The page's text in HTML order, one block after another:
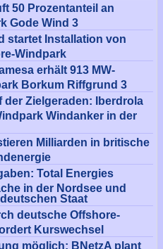
50 Prozentanteil an
Gode Wind 3
startet Installation von
Windpark
erhält 913 MW-
Borkum Riffgrund 3
der Zielgeraden: Iberdrola
Windanker in der
Milliarden in britische
Total Energies
in der Nordsee und
Staat
deutsche Offshore-
Kurswechsel
möglich: BNetzA plant